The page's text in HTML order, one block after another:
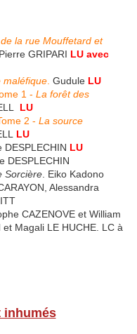
la rue Mouffetard et
Pierre GRIPARI LU avec
maléfique Gudule LU
1 - La forêt des
LU
2 - La source
LU
DESPLECHIN LU
DESPLECHIN
Sorcière . Eiko Kadono
Alessandra
CAZENOVE et William
et Magali LE HUCHE. LC à
inhumés